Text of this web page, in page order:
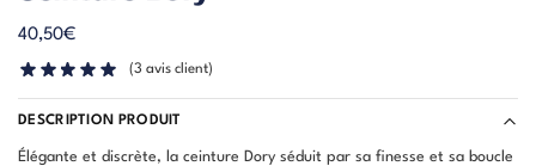
40,50€
(3 avis client)
DESCRIPTION PRODUIT
Élégante et discrète, la ceinture Dory séduit par sa finesse et sa boucle